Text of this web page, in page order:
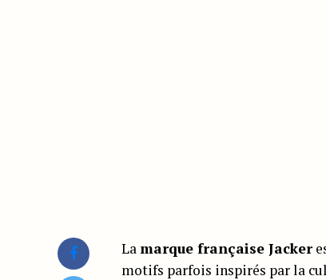
Lamarque française Jacker
motifs parfois inspirés par la